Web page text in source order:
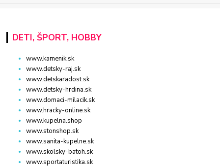
DETI, ŠPORT, HOBBY
www.kamenik.sk
www.detsky-raj.sk
www.detskaradost.sk
www.detsky-hrdina.sk
www.domaci-milacik.sk
www.hracky-online.sk
www.kupelna.shop
www.stonshop.sk
www.sanita-kupelne.sk
www.skolsky-batoh.sk
www.sportaturistika.sk